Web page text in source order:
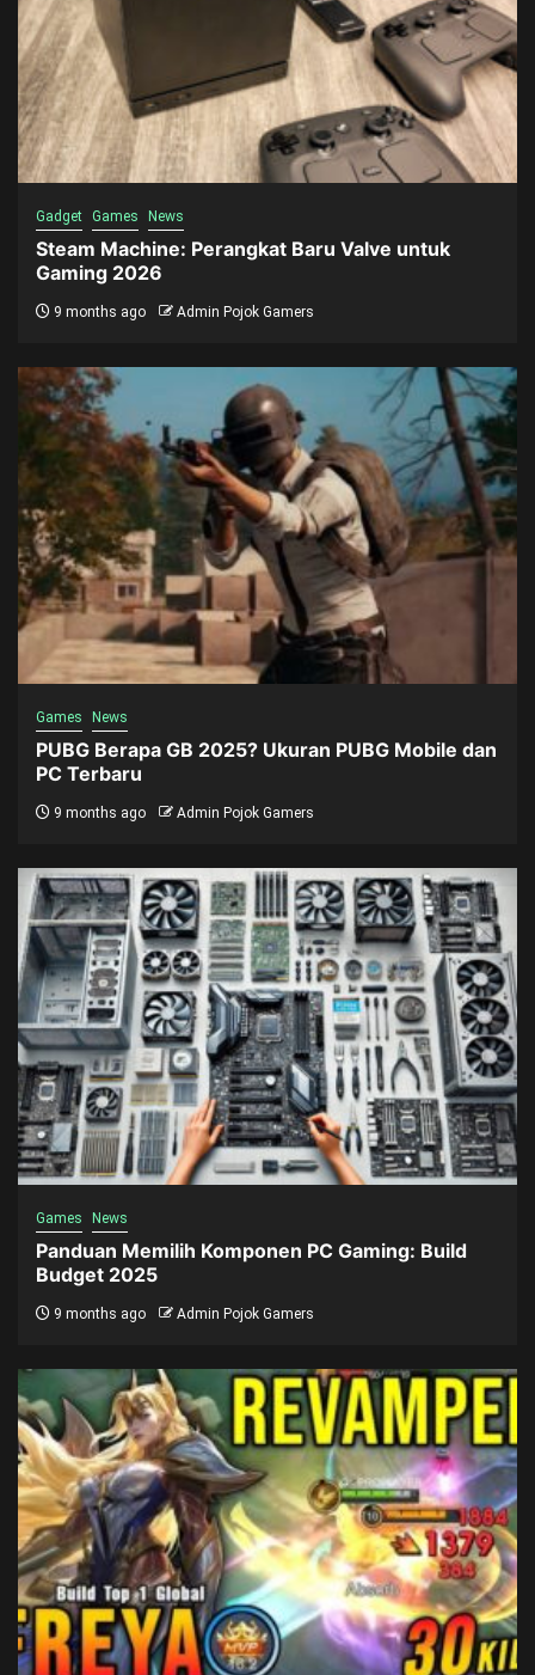
Gadget Games News
Steam Machine: Perangkat Baru Valve untuk
Gaming 2026
9 months ago Admin Pojok Gamers
Games News
PUBG Berapa GB 2025? Ukuran PUBG Mobile dan
PC Terbaru
9 months ago Admin Pojok Gamers
Games News
Panduan Memilih Komponen PC Gaming: Build
Budget 2025
9 months ago Admin Pojok Gamers